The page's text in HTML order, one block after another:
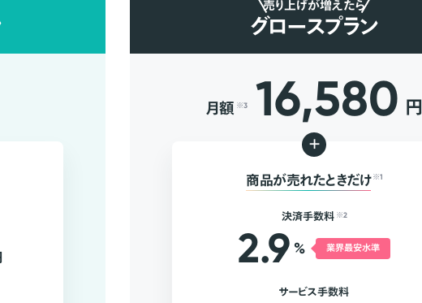
売り上げが増えたら
グロースプラン
月額 ※3 16,580 円
+
商品が売れたときだけ ※1
決済手数料 ※2
2.9 % 業界最安水準
サービス手数料